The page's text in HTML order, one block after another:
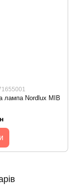
лампа Nordlux MIB